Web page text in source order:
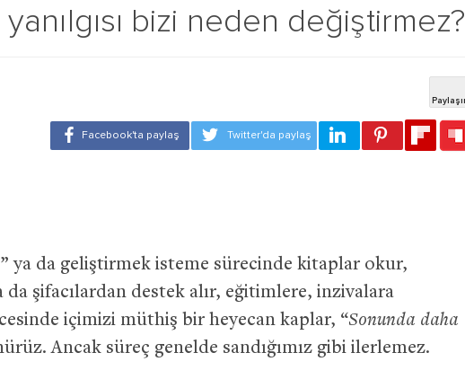
bizi neden değiştirmez?
ya da geliştirmek isteme sürecinde kitaplar okur,
da şifacılardan destek alır, eğitimlere, inzivalara
içimizi müthiş bir heyecan kaplar, “Sonunda daha
Ancak süreç genelde sandığımız gibi ilerlemez.